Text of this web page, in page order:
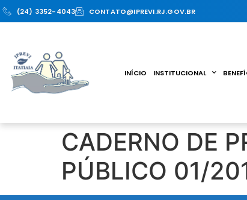
(24) 3352-4043 CONTATO@IPREVI.RJ.GOV.BR
INÍCIO INSTITUCIONAL
CADERNO DE
PÚBLICO 01/